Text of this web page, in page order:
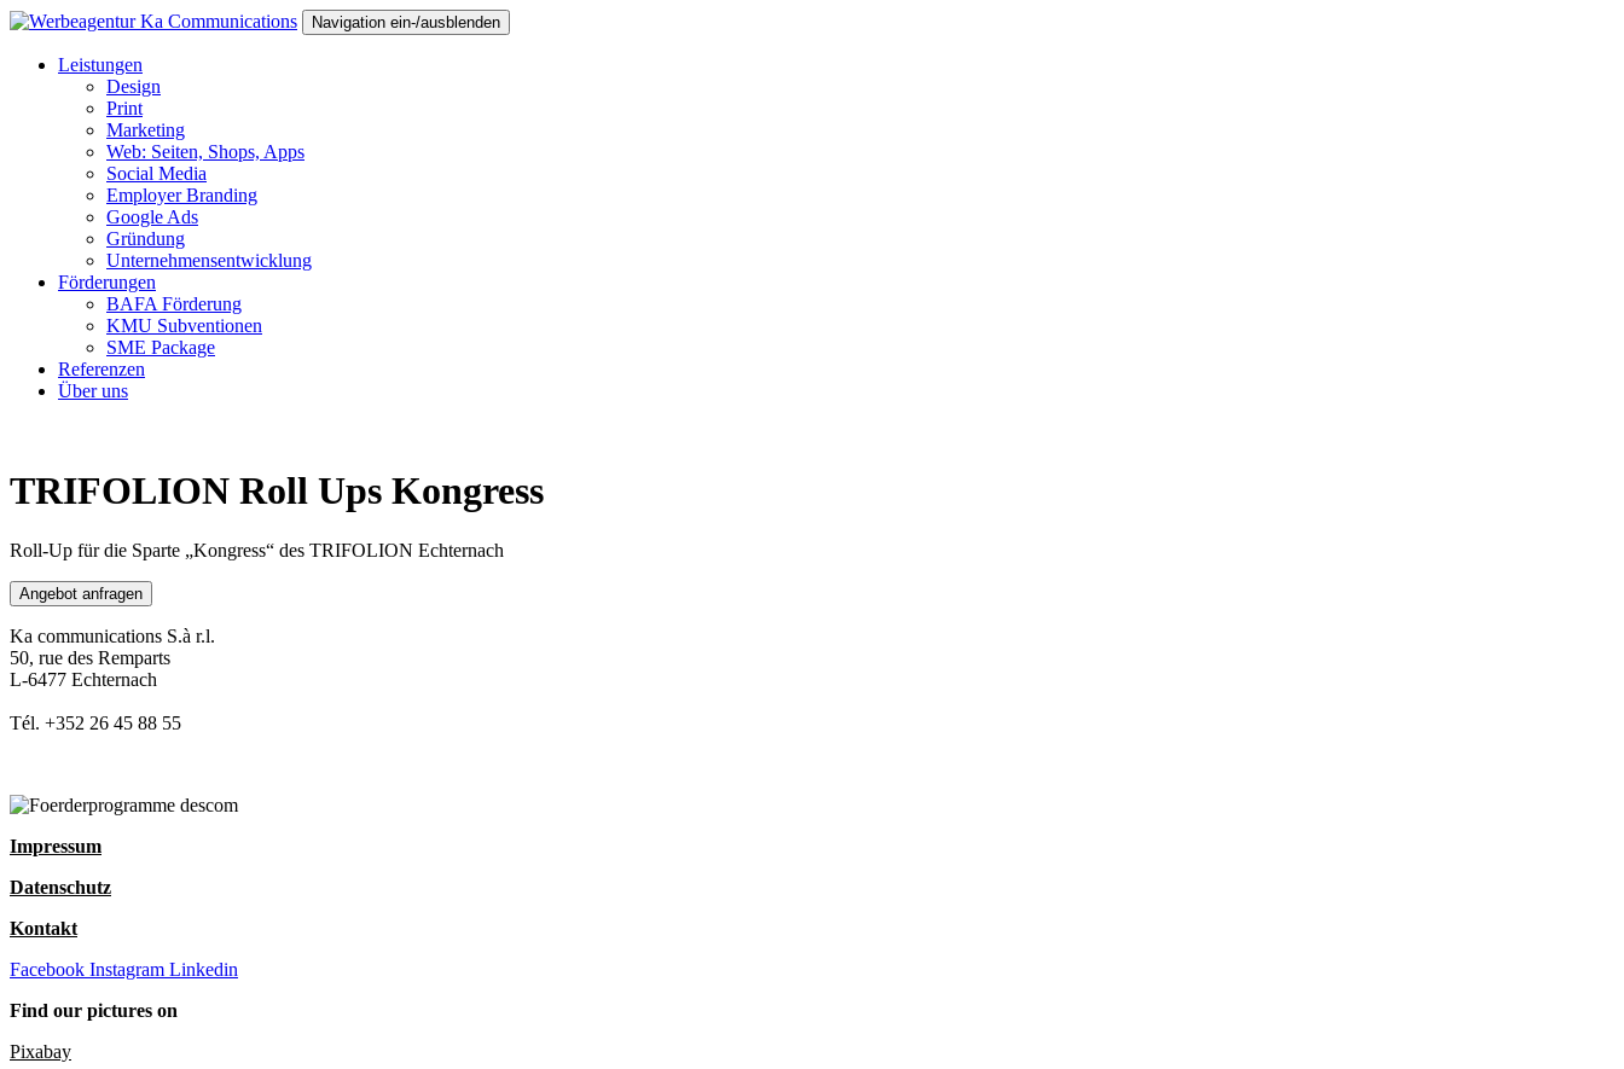
Navigation ein-/ausblenden
Leistungen
Design
Print
Marketing
Web: Seiten, Shops, Apps
Social Media
Employer Branding
Google Ads
Gründung
Unternehmensentwicklung
Förderungen
BAFA Förderung
KMU Subventionen
SME Package
Referenzen
Über uns
TRIFOLION Roll Ups Kongress
Roll-Up für die Sparte „Kongress“ des TRIFOLION Echternach
Angebot anfragen
Ka communications S.à r.l.
50, rue des Remparts
L-6477 Echternach
Tél. +352 26 45 88 55
Impressum
Datenschutz
Kontakt
Facebook Instagram Linkedin
Find our pictures on
Pixabay